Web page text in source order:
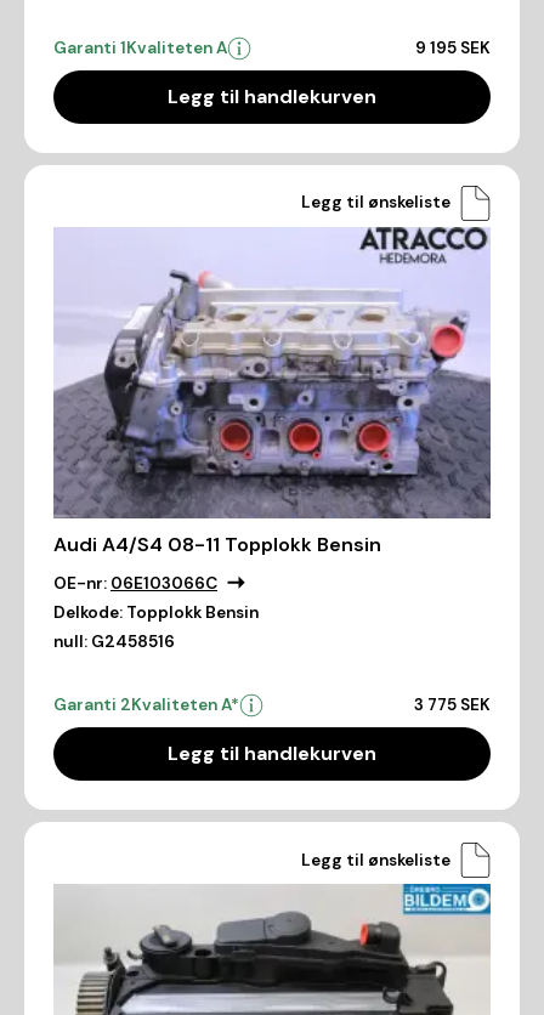
Garanti 1Kvaliteten A 9 195 SEK
Legg til handlekurven
Legg til ønskeliste
Audi A4/S4 08-11 Topplokk Bensin
OE-nr: 06E103066C
Delkode: Topplokk Bensin
null: G2458516
Garanti 2Kvaliteten A* 3 775 SEK
Legg til handlekurven
Legg til ønskeliste